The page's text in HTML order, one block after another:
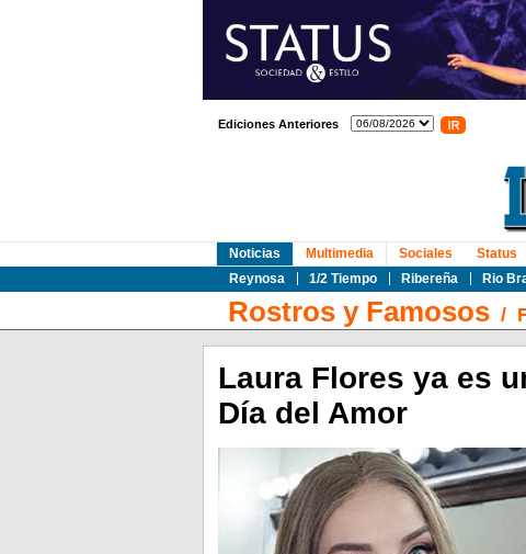
Ediciones Anteriores
Noticias
Reynosa
1/2 Tiempo Ribereña Rio
Multimedia Sociales Status
Rostros y Famosos/
Laura Flores ya es
Día del Amor